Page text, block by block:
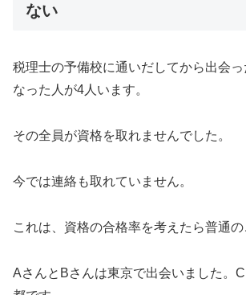
ない
税理士の予備校に通いだしてから出会
なった人が4人います。
その全員が資格を取れませんでした。
今では連絡も取れていません。
これは、資格の合格率を考えたら普通の
AさんとBさんは東京で出会いました。